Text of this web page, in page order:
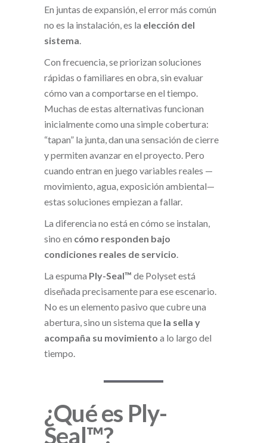
En juntas de expansión, el error más común
no es la instalación, es la elección del
sistema.
Con frecuencia, se priorizan soluciones
rápidas o familiares en obra, sin evaluar
cómo van a comportarse en el tiempo.
Muchas de estas alternativas funcionan
inicialmente como una simple cobertura:
“tapan” la junta, dan una sensación de cierre
y permiten avanzar en el proyecto. Pero
cuando entran en juego variables reales —
movimiento, agua, exposición ambiental—
estas soluciones empiezan a fallar.
La diferencia no está en cómo se instalan,
sino en cómo responden bajo
condiciones reales de servicio.
La espuma Ply-Seal™ de Polyset está
diseñada precisamente para ese escenario.
No es un elemento pasivo que cubre una
abertura, sino un sistema que la sella y
acompaña su movimiento a lo largo del
tiempo.
¿Qué es Ply-
Seal™?